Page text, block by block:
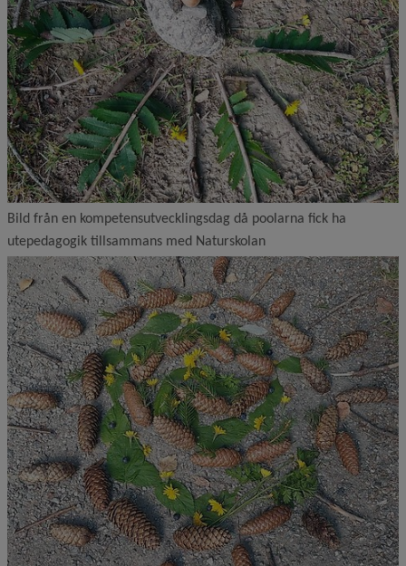
Bild från en kompetensutvecklingsdag då poolarna fick ha
utepedagogik tillsammans med Naturskolan